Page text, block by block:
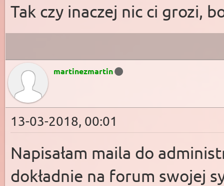
Tak czy inaczej nic ci grozi,
martinezmartin
13-03-2018, 00:01
Napisałam maila do
dokładnie na forum swojej